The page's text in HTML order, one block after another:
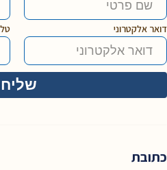
דואר אלקטרוני
כתובת